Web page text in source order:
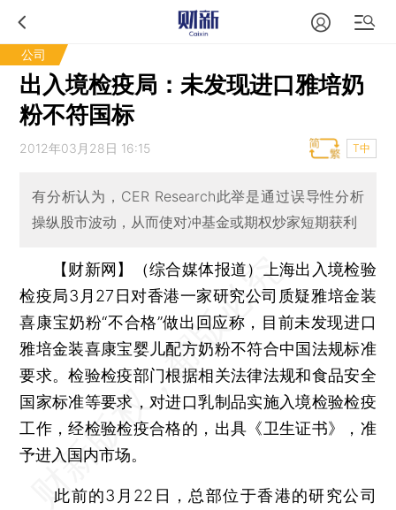
公司
出入境检疫局：未发现进口雅培奶
粉不符国标
2012年03月28日 16:15 T中
有分析认为，CER Research此举是通过误导性分析
操纵股市波动，从而使对冲基金或期权炒家短期获利
【财新网】（综合媒体报道）
上海出入境检验
检疫局3月27日对香港一家研究公司质疑雅培金装
喜康宝奶粉“不合格”做出回应称，目前未发现进口
雅培金装喜康宝婴儿配方奶粉不符合中国法规标准
要求。检验检疫部门根据相关法律法规和食品安全
国家标准等要求，对进口乳制品实施入境检验检疫
工作，经检验检疫合格的，出具《卫生证书》，准
予进入国内市场。
此前的3月22日，总部位于香港的研究公司